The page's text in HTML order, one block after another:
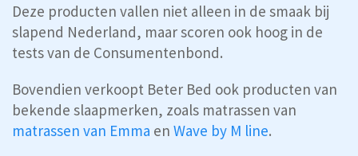
Deze producten vallen niet alleen in de smaak bij
slapend Nederland, maar scoren ook hoog in de
tests van de Consumentenbond.
Bovendien verkoopt Beter Bed ook producten van
bekende slaapmerken, zoals matrassen van
matrassen van Emma en Wave by M line.